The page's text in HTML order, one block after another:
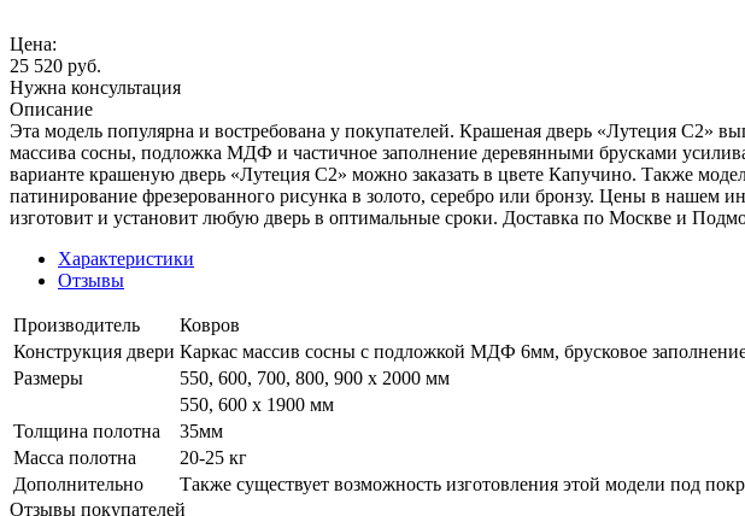
Цена:
25 520 руб.
Нужна консультация
Описание
Эта модель популярна и востребована у покупателей. Крашеная дверь «Лутеция С2»
массива сосны, подложка МДФ и частичное заполнение деревянными брусками
варианте крашеную дверь «Лутеция С2» можно заказать в цвете Капучино. Также
патинирование фрезерованного рисунка в золото, серебро или бронзу. Цены в нашем
изготовит и установит любую дверь в оптимальные сроки. Доставка по Москве и
Характеристики
Отзывы
Производитель
Ковров
Конструкция двери Каркас массив сосны с подложкой МДФ 6мм, брусковое
Размеры
550, 600, 700, 800, 900 x 2000 мм
550, 600 х 1900 мм
Толщина полотна
35мм
Масса полотна
20-25 кг
Дополнительно
Также существует возможность изготовления этой модели под
Отзывы покупателей